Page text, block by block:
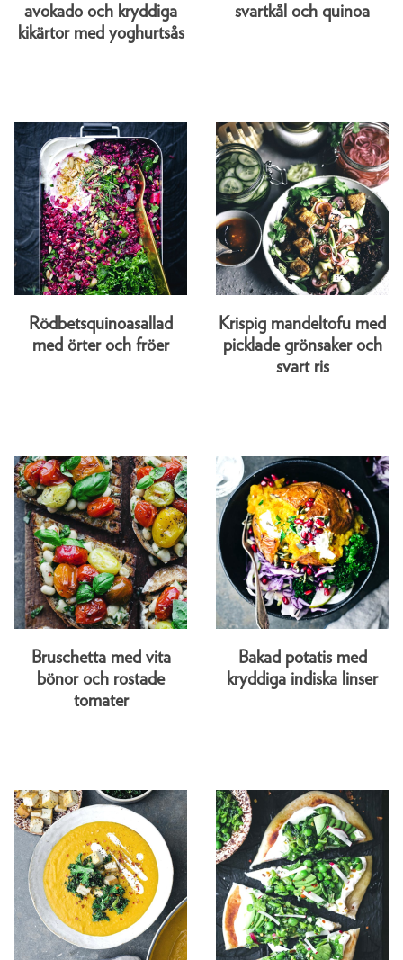
avokado och kryddiga
kikärtor med yoghurtsås
svartkål och quinoa
Rödbetsquinoasallad
med örter och fröer
Krispig mandeltofu med
picklade grönsaker och
svart ris
Bruschetta med vita
bönor och rostade
tomater
Bakad potatis med
kryddiga indiska linser